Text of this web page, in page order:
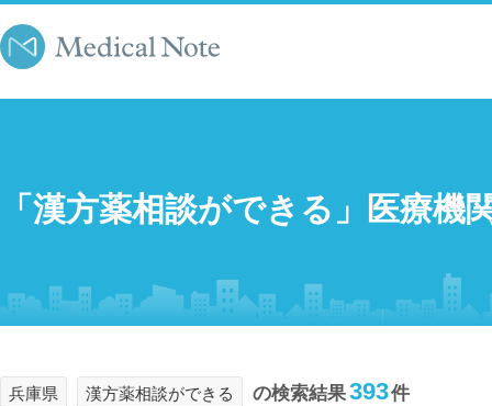
「漢方薬相談ができる」医療機
兵庫県 漢方薬相談ができる の検索結果393件